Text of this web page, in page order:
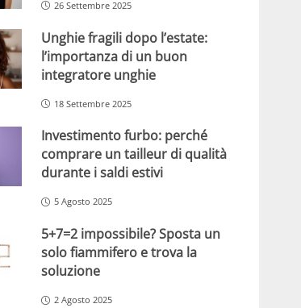
26 Settembre 2025
Unghie fragili dopo l’estate:
l’importanza di un buon
integratore unghie
18 Settembre 2025
Investimento furbo: perché
comprare un tailleur di qualità
durante i saldi estivi
5 Agosto 2025
5+7=2 impossibile? Sposta un
solo fiammifero e trova la
soluzione
2 Agosto 2025